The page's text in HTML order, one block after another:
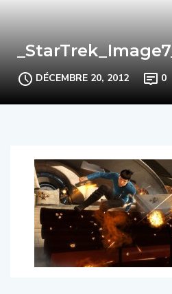
DÉCEMBRE 20, 2012 0